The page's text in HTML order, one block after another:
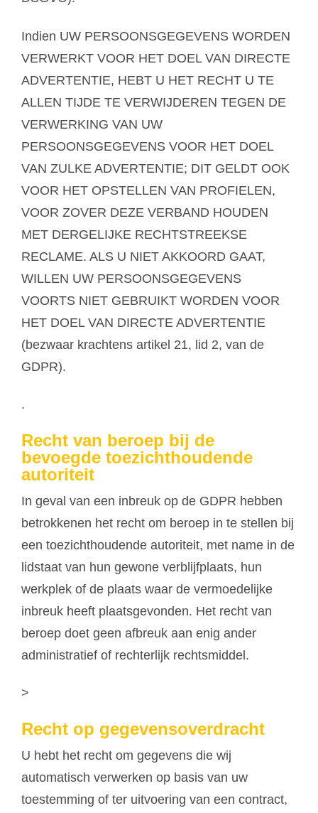
Indien UW PERSOONSGEGEVENS WORDEN
VERWERKT VOOR HET DOEL VAN DIRECTE
ADVERTENTIE, HEBT U HET RECHT U TE
ALLEN TIJDE TE VERWIJDEREN TEGEN DE
VERWERKING VAN UW
PERSOONSGEGEVENS VOOR HET DOEL
VAN ZULKE ADVERTENTIE; DIT GELDT OOK
VOOR HET OPSTELLEN VAN PROFIELEN,
VOOR ZOVER DEZE VERBAND HOUDEN
MET DERGELIJKE RECHTSTREEKSE
RECLAME. ALS U NIET AKKOORD GAAT,
WILLEN UW PERSOONSGEGEVENS
VOORTS NIET GEBRUIKT WORDEN VOOR
HET DOEL VAN DIRECTE ADVERTENTIE
(bezwaar krachtens artikel 21, lid 2, van de
GDPR).
.
Recht van beroep bij de
bevoegde toezichthoudende
autoriteit
In geval van een inbreuk op de GDPR hebben
betrokkenen het recht om beroep in te stellen bij
een toezichthoudende autoriteit, met name in de
lidstaat van hun gewone verblijfplaats, hun
werkplek of de plaats waar de vermoedelijke
inbreuk heeft plaatsgevonden. Het recht van
beroep doet geen afbreuk aan enig ander
administratief of rechterlijk rechtsmiddel.
>
Recht op gegevensoverdracht
U hebt het recht om gegevens die wij
automatisch verwerken op basis van uw
toestemming of ter uitvoering van een contract,